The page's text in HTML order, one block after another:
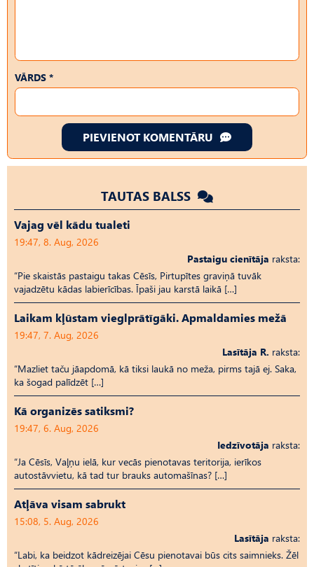
VĀRDS *
PIEVIENOT KOMENTĀRU
TAUTAS BALSS
Vajag vēl kādu tualeti
19:47, 8. Aug, 2026
Pastaigu cienītāja raksta:
“Pie skaistās pastaigu takas Cēsīs, Pirtupītes graviņā tuvāk
vajadzētu kādas labierīcības. Īpaši jau karstā laikā […]
Laikam kļūstam vieglprātīgāki. Apmaldamies mežā
19:47, 7. Aug, 2026
Lasītāja R. raksta:
“Mazliet taču jāapdomā, kā tiksi laukā no meža, pirms tajā ej. Saka,
ka šogad palīdzēt […]
Kā organizēs satiksmi?
19:47, 6. Aug, 2026
Iedzīvotāja raksta:
“Ja Cēsīs, Vaļņu ielā, kur vecās pienotavas teritorija, ierīkos
autostāvvietu, kā tad tur brauks automašīnas? […]
Atļāva visam sabrukt
15:08, 5. Aug, 2026
Lasītāja raksta:
“Labi, ka beidzot kādreizējai Cēsu pienotavai būs cits saimnieks. Žēl